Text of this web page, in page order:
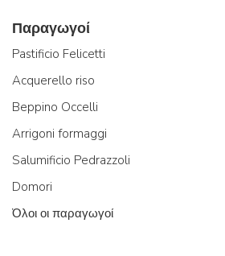
Παραγωγοί
Pastificio Felicetti
Acquerello riso
Beppino Occelli
Arrigoni formaggi
Salumificio Pedrazzoli
Domori
Όλοι οι παραγωγοί